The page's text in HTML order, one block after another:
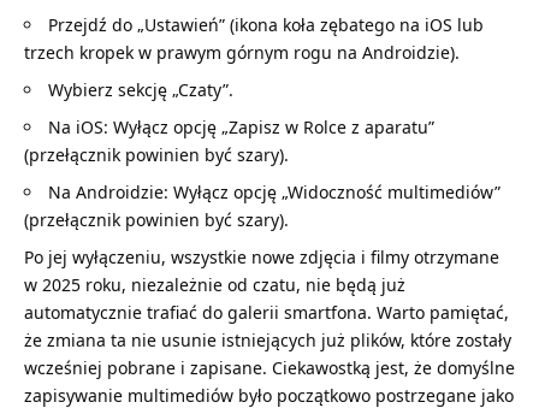
Przejdź do „Ustawień” (ikona koła zębatego na iOS lub
trzech kropek w prawym górnym rogu na Androidzie).
Wybierz sekcję „Czaty”.
Na iOS: Wyłącz opcję „Zapisz w Rolce z aparatu”
(przełącznik powinien być szary).
Na Androidzie: Wyłącz opcję „Widoczność multimediów”
(przełącznik powinien być szary).
Po jej wyłączeniu, wszystkie nowe zdjęcia i filmy otrzymane
w 2025 roku, niezależnie od czatu, nie będą już
automatycznie trafiać do galerii smartfona. Warto pamiętać,
że zmiana ta nie usunie istniejących już plików, które zostały
wcześniej pobrane i zapisane. Ciekawostką jest, że domyślne
zapisywanie multimediów było początkowo postrzegane jako